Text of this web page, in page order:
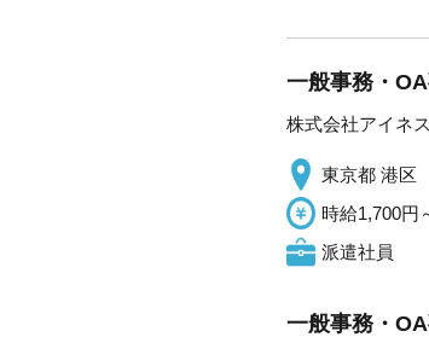
一般事務・
株式会社アイネ
東京都 港区
時給1,700円
派遣社員
一般事務・